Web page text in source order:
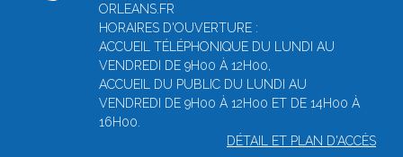
ORLEANS.FR
HORAIRES D'OUVERTURE :
ACCUEIL TÉLÉPHONIQUE DU LUNDI AU
VENDREDI DE 9H00 À 12H00,
ACCUEIL DU PUBLIC DU LUNDI AU
VENDREDI DE 9H00 À 12H00 ET DE 14H00 À
16H00.
DÉTAIL ET PLAN D'ACCÈS